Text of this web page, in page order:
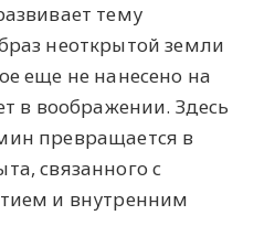
тему
неоткрытой земли
еще не нанесено на
в воображении. Здесь
превращается в
связанного с
и внутренним